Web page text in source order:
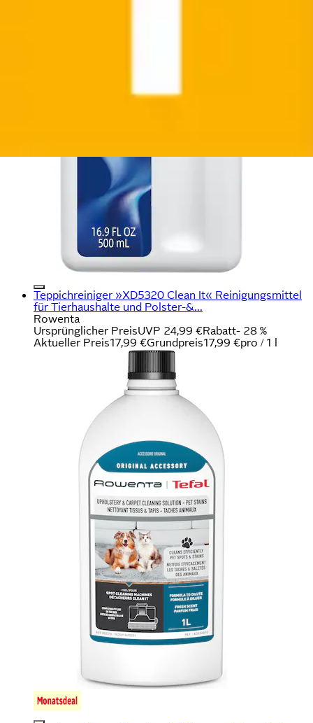
Teppichreiniger »XD5320 Clean It« Reinigungsmittel
für Tierhaushalte und Polster-&...
Rowenta
Ursprünglicher PreisUVP 24,99 €Rabatt- 28 %
Aktueller Preis17,99 €Grundpreis17,99 €pro / 1 l